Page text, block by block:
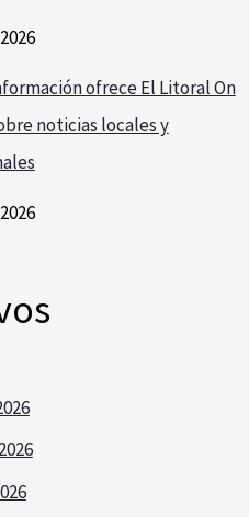
ofrece El Litoral On
noticias locales y